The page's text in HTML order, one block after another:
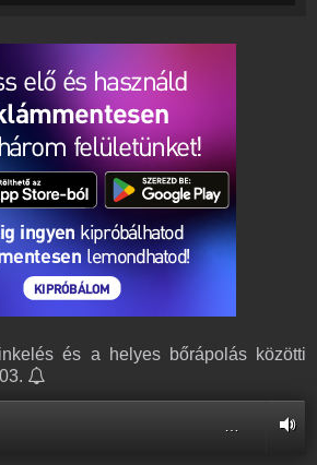
és a helyes bőrápolás közötti